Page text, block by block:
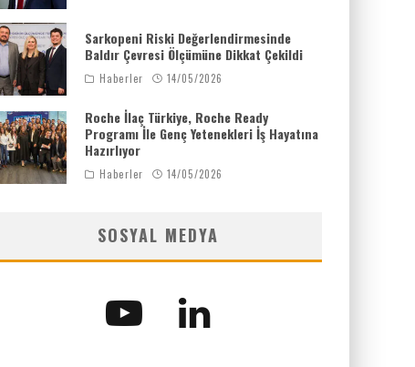
Sarkopeni Riski Değerlendirmesinde
Baldır Çevresi Ölçümüne Dikkat Çekildi
Haberler 14/05/2026
Roche İlaç Türkiye, Roche Ready
Programı İle Genç Yetenekleri İş Hayatına
Hazırlıyor
Haberler 14/05/2026
SOSYAL MEDYA